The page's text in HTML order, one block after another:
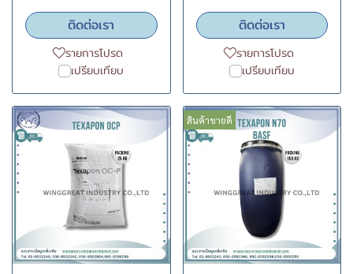
ติดต่อเรา
รายการโปรด
เปรียบเทียบ
ติดต่อเรา
รายการโปรด
เปรียบเทียบ
สินค้าขายดี